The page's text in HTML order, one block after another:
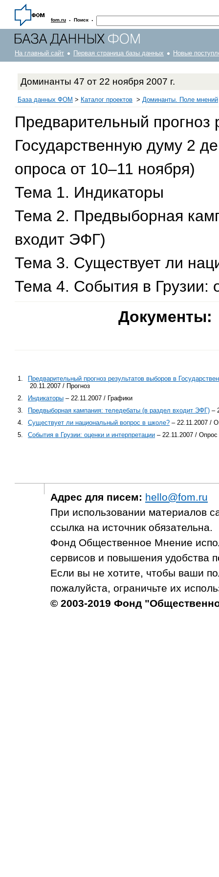
fom.ru · Поиск ·
На главный сайт Первая страница базы данных Новые
Доминанты 47 от 22 ноября 2007 г.
База данных ФОМ > Каталог проектов > Доминанты. Поле мнений
Предварительный прогноз
Государственную думу 2
опроса от 10–11 ноября)
Тема 1. Индикаторы
Тема 2. Предвыборная
входит ЭФГ)
Тема 3. Существует ли
Тема 4. События в Грузии:
Документы:
1.
Предварительный прогноз результатов выборов в
20.11.2007 / Прогноз
2.
Индикаторы – 22.11.2007 / Графики
3.
Предвыборная кампания: теледебаты (в раздел входит ЭФГ) –
4.
Существует ли национальный вопрос в школе? – 22.11.2007 /
5.
События в Грузии: оценки и интерпретации – 22.11.2007 / Опрос
Адрес для писем: hello@fom.ru
При использовании материалов
ссылка на источник обязательна.
Фонд Общественное Мнение
сервисов и повышения удобства
Если вы не хотите, чтобы ваши
пожалуйста, ограничьте их
© 2003-2019 Фонд